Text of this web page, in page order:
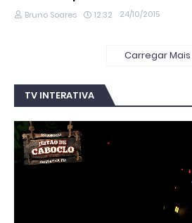
Bruno Soares 12:32 24/10/2015
Carregar Mais
TV INTERATIVA